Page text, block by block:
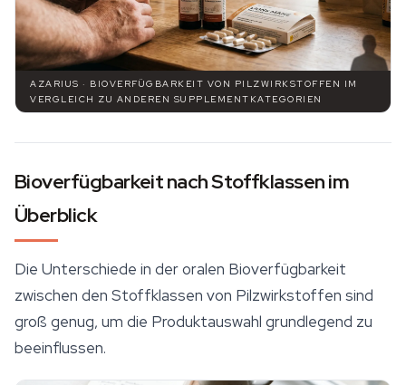
AZARIUS · BIOVERFÜGBARKEIT VON PILZWIRKSTOFFEN IM
VERGLEICH ZU ANDEREN SUPPLEMENTKATEGORIEN
Bioverfügbarkeit nach Stoffklassen im
Überblick
Die Unterschiede in der oralen Bioverfügbarkeit
zwischen den Stoffklassen von Pilzwirkstoffen sind
groß genug, um die Produktauswahl grundlegend zu
beeinflussen.